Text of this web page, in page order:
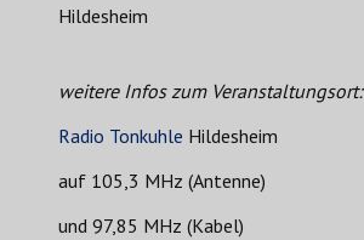
Hildesheim
weitere Infos zum Veranstaltungsort:
Radio Tonkuhle Hildesheim
auf 105,3 MHz (Antenne)
und 97,85 MHz (Kabel)